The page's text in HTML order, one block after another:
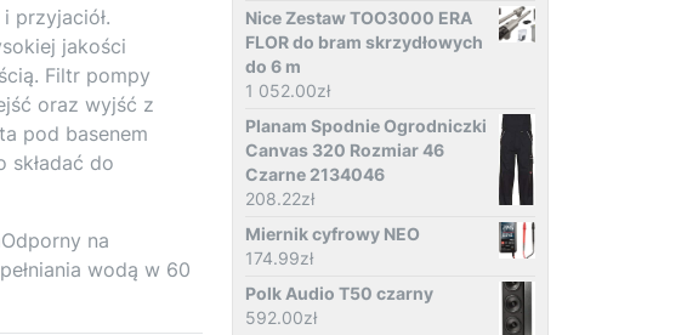
przyjaciół.
jakości
Filtr pompy
oraz wyjść z
pod basenem
składać do
na
wodą w 60
Nice Zestaw TOO3000 ERA
FLOR do bram skrzydłowych
do 6 m
1 052.00zł
Planam Spodnie Ogrodniczki
Canvas 320 Rozmiar 46
Czarne 2134046
208.22zł
Miernik cyfrowy NEO
174.99zł
Polk Audio T50 czarny
592.00zł